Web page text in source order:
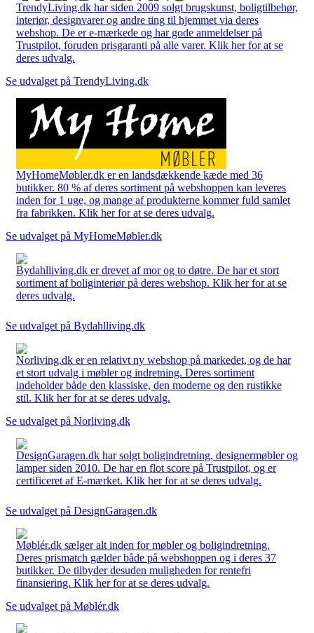
TrendyLiving.dk har siden 2009 solgt brugskunst, boligtilbehør,
interiør, designvarer og andre ting til hjemmet via deres
webshop. De er e-mærkede og har gode anmeldelser på
Trustpilot, foruden prisgaranti på alle varer. Klik her for at se
deres udvalg.
Se udvalget på TrendyLiving.dk
MyHomeMøbler.dk er en landsdækkende kæde med 36
butikker. 80 % af deres sortiment på webshoppen kan leveres
inden for 1 uge, og mange af produkterne kommer fuld samlet
fra fabrikken. Klik her for at se deres udvalg.
Se udvalget på MyHomeMøbler.dk
Bydahlliving.dk er drevet af mor og to døtre. De har et stort
sortiment af boliginteriør på deres webshop. Klik her for at se
deres udvalg.
Se udvalget på Bydahlliving.dk
Norliving.dk er en relativt ny webshop på markedet, og de har
et stort udvalg i møbler og indretning. Deres sortiment
indeholder både den klassiske, den moderne og den rustikke
stil. Klik her for at se deres udvalg.
Se udvalget på Norliving.dk
DesignGaragen.dk har solgt boligindretning, designermøbler og
lamper siden 2010. De har en flot score på Trustpilot, og er
certificeret af E-mærket. Klik her for at se deres udvalg.
Se udvalget på DesignGaragen.dk
Møblér.dk sælger alt inden for møbler og boligindretning.
Deres prismatch gælder både på webshoppen og i deres 37
butikker. De tilbyder desuden muligheden for rentefri
finansiering. Klik her for at se deres udvalg.
Se udvalget på Møblér.dk